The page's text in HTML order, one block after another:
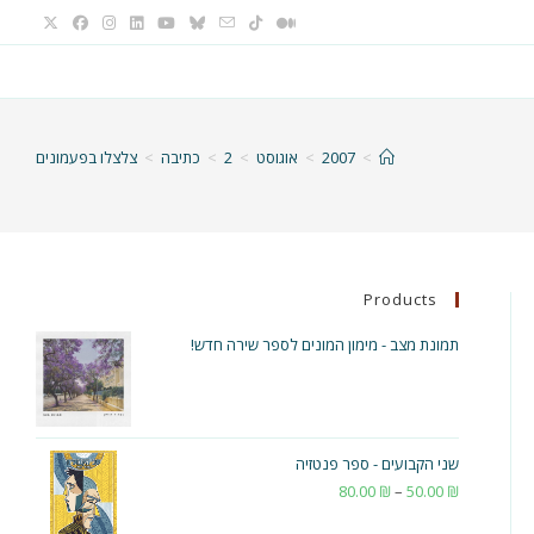
>
2007
> אוגוסט >
2
> כתיבה > צלצלו בפעמונים
Products
תמונת מצב - מימון המונים לספר שירה חדש!
שני הקבועים - ספר פנטזיה
50.00 ₪
–
80.00 ₪
טווח